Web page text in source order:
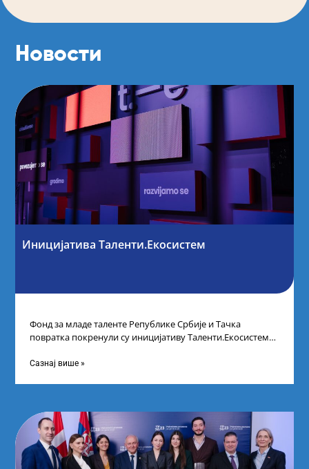
Новости
Иницијатива Таленти.Екосистем
Фонд за младе таленте Републике Србије и Тачка
повратка покренули су иницијативу Таленти.Екосистем.
Сазнај више »